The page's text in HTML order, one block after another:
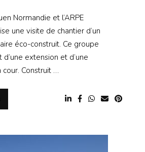
Normandie et l’ARPE
une visite de chantier d’un
éco-construit. Ce groupe
d’une extension et d’une
Construit …